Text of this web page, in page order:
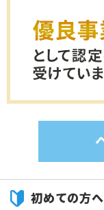
初めての方へ